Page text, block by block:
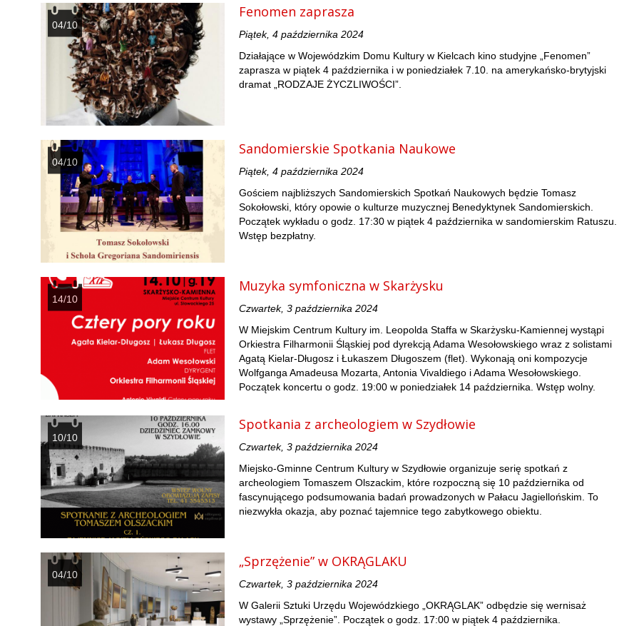
04/10
Fenomen zaprasza
Piątek, 4 października 2024
Działające w Wojewódzkim Domu Kultury w Kielcach kino studyjne „Fenomen”
zaprasza w piątek 4 października i w poniedziałek 7.10. na amerykańsko-brytyjski
dramat „RODZAJE ŻYCZLIWOŚCI”.
04/10
Sandomierskie Spotkania Naukowe
Piątek, 4 października 2024
Gościem najbliższych Sandomierskich Spotkań Naukowych będzie Tomasz
Sokołowski, który opowie o kulturze muzycznej Benedyktynek Sandomierskich.
Początek wykładu o godz. 17:30 w piątek 4 października w sandomierskim Ratuszu.
Wstęp bezpłatny.
14/10
Muzyka symfoniczna w Skarżysku
Czwartek, 3 października 2024
W Miejskim Centrum Kultury im. Leopolda Staffa w Skarżysku-Kamiennej wystąpi
Orkiestra Filharmonii Śląskiej pod dyrekcją Adama Wesołowskiego wraz z solistami
Agatą Kielar-Długosz i Łukaszem Długoszem (flet). Wykonają oni kompozycje
Wolfganga Amadeusa Mozarta, Antonia Vivaldiego i Adama Wesołowskiego.
Początek koncertu o godz. 19:00 w poniedziałek 14 października. Wstęp wolny.
10/10
Spotkania z archeologiem w Szydłowie
Czwartek, 3 października 2024
Miejsko-Gminne Centrum Kultury w Szydłowie organizuje serię spotkań z
archeologiem Tomaszem Olszackim, które rozpoczną się 10 października od
fascynującego podsumowania badań prowadzonych w Pałacu Jagiellońskim. To
niezwykła okazja, aby poznać tajemnice tego zabytkowego obiektu.
04/10
„Sprzężenie” w OKRĄGLAKU
Czwartek, 3 października 2024
W Galerii Sztuki Urzędu Wojewódzkiego „OKRĄGLAK” odbędzie się wernisaż
wystawy „Sprzężenie”. Początek o godz. 17:00 w piątek 4 października.